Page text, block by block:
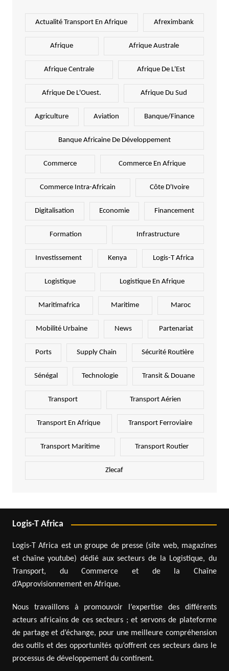
Actualité Transport En Afrique Afreximbank
Afrique Afrique Australe
Afrique Centrale Afrique De L'Est
Afrique De L'Ouest. Afrique Du Sud
Agriculture Aviation Banque/Finance
Banque Africaine De Développement
Commerce Commerce En Afrique
Commerce Intra-Africain Côte D'Ivoire
Digitalisation Economie Financement
Formation Infrastructure
Investissement Kenya Logis-T Africa
Logistique Logistique En Afrique
Maritimafrica Maritime Maroc
Mobilité Urbaine News Partenariat
Ports Supply Chain Sécurité Routière
Sénégal Technologie Transit & Douane
Transport Transport Aérien
Transport En Afrique Transport Ferroviaire
Transport Maritime Transport Routier
Zlecaf
Logis-T Africa
Logis-T Africa est un groupe de presse (site web, magazines
et chaîne youtube) dédié aux secteurs de la Logistique, du
Transport, du Commerce et de la Chaîne
d’Approvisionnement en Afrique.
Nous travaillons à promouvoir l’expertise des différents
acteurs africains de ces secteurs ; et servons de plateforme
de partage et d’échange, pour une meilleure compréhension
des outils et des opportunités qu’offrent ces secteurs dans le
processus de développement du continent.